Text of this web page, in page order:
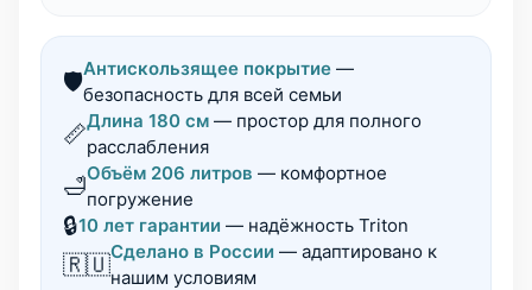
🛡️Антискользящее покрытие —
безопасность для всей семьи
📏Длина 180 см — простор для полного
расслабления
🛁Объём 206 литров — комфортное
погружение
🔒10 лет гарантии — надёжность Triton
🇷🇺Сделано в России — адаптировано к
нашим условиям